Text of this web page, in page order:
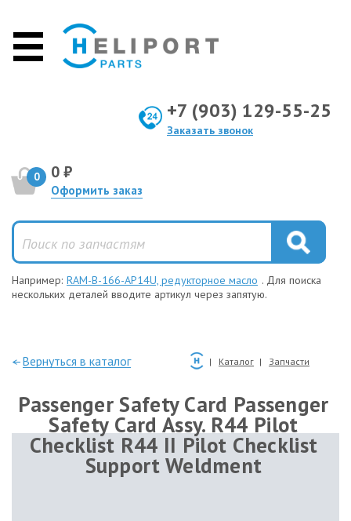
+7 (903) 129-55-25
Заказать звонок
0 0 ₽
Оформить заказ
Например: RAM-B-166-AP14U, редукторное масло . Для поиска
нескольких деталей вводите артикул через запятую.
—Вернуться в каталог Каталог Запчасти
Passenger Safety Card Passenger
Safety Card Assy. R44 Pilot
Checklist R44 II Pilot Checklist
Support Weldment